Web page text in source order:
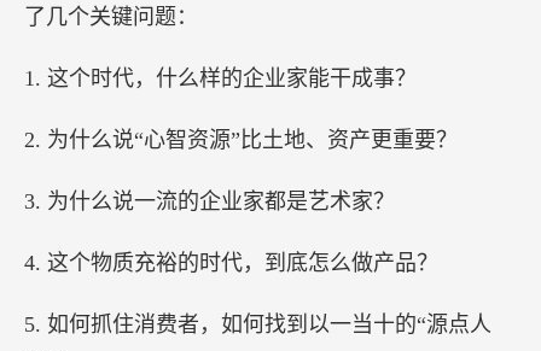
了几个关键问题：
1. 这个时代，什么样的企业家能干成事？
2. 为什么说“心智资源”比土地、资产更重要？
3. 为什么说一流的企业家都是艺术家？
4. 这个物质充裕的时代，到底怎么做产品？
5. 如何抓住消费者，如何找到以一当十的“源点人